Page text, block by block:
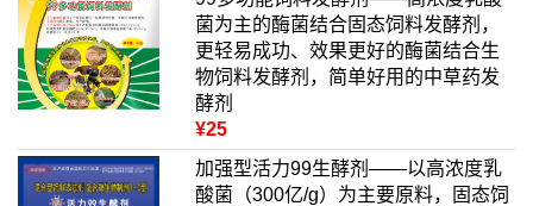
菌为主的酶菌结合固态饲料发酵剂，
更轻易成功、效果更好的酶菌结合生
物饲料发酵剂，简单好用的中草药发
酵剂
¥25
加强型活力99生酵剂——以高浓度乳
酸菌（300亿/g）为主要原料，固态饲